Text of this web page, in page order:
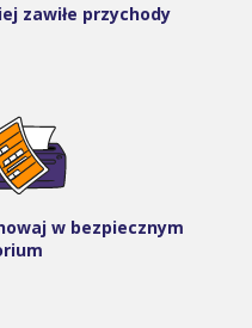
zawiłe przychody
w bezpiecznym